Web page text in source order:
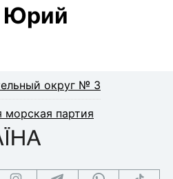
Юрий
округ № 3
морская партия